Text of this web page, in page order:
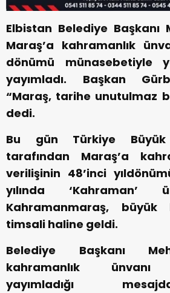
Elbistan Belediye Başkanı
Maraş’a kahramanlık
dönümü münasebetiyle
yayımladı. Başkan
“Maraş, tarihe unutulmaz
dedi.
Bu gün Türkiye
tarafından Maraş’a
verilişinin 48’inci
yılında ‘Kahraman’
Kahramanmaraş, büyük
timsali haline geldi.
Belediye Başkanı
kahramanlık ünvanı
yayımladığı